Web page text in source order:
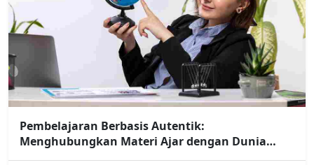
Pembelajaran Berbasis Autentik:
Menghubungkan Materi Ajar dengan Dunia
Nyata